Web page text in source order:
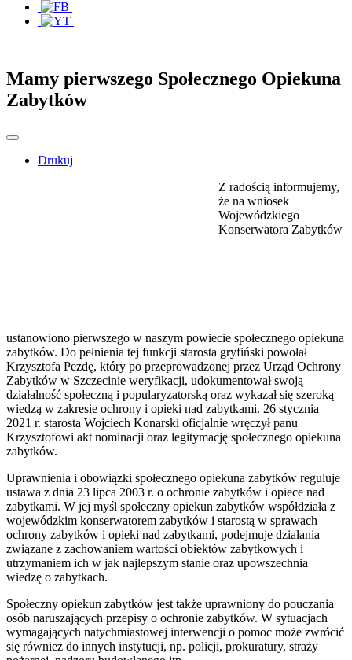
Mamy pierwszego Społecznego Opiekuna
Zabytków
Drukuj
Z radością informujemy,
że na wniosek
Wojewódzkiego
Konserwatora Zabytków
ustanowiono pierwszego w naszym powiecie społecznego opiekuna
zabytków. Do pełnienia tej funkcji starosta gryfiński powołał
Krzysztofa Pezdę, który po przeprowadzonej przez Urząd Ochrony
Zabytków w Szczecinie weryfikacji, udokumentował swoją
działalność społeczną i popularyzatorską oraz wykazał się szeroką
wiedzą w zakresie ochrony i opieki nad zabytkami. 26 stycznia
2021 r. starosta Wojciech Konarski oficjalnie wręczył panu
Krzysztofowi akt nominacji oraz legitymację społecznego opiekuna
zabytków.
Uprawnienia i obowiązki społecznego opiekuna zabytków reguluje
ustawa z dnia 23 lipca 2003 r. o ochronie zabytków i opiece nad
zabytkami. W jej myśl społeczny opiekun zabytków współdziała z
wojewódzkim konserwatorem zabytków i starostą w sprawach
ochrony zabytków i opieki nad zabytkami, podejmuje działania
związane z zachowaniem wartości obiektów zabytkowych i
utrzymaniem ich w jak najlepszym stanie oraz upowszechnia
wiedzę o zabytkach.
Społeczny opiekun zabytków jest także uprawniony do pouczania
osób naruszających przepisy o ochronie zabytków. W sytuacjach
wymagających natychmiastowej interwencji o pomoc może zwrócić
się również do innych instytucji, np. policji, prokuratury, straży